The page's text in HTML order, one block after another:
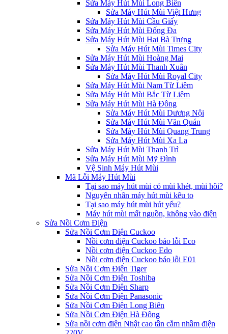
Sửa Máy Hút Mùi Long Biên
Sửa Máy Hút Mùi Việt Hưng
Sửa Máy Hút Mùi Cầu Giấy
Sửa Máy Hút Mùi Đống Đa
Sửa Máy Hút Mùi Hai Bà Trưng
Sửa Máy Hút Mùi Times City
Sửa Máy Hút Mùi Hoàng Mai
Sửa Máy Hút Mùi Thanh Xuân
Sửa Máy Hút Mùi Royal City
Sửa Máy Hút Mùi Nam Từ Liêm
Sửa Máy Hút Mùi Bắc Từ Liêm
Sửa Máy Hút Mùi Hà Đông
Sửa Máy Hút Mùi Dương Nội
Sửa Máy Hút Mùi Văn Quán
Sửa Máy Hút Mùi Quang Trung
Sửa Máy Hút Mùi Xa La
Sửa Máy Hút Mùi Thanh Trì
Sửa Máy Hút Mùi Mỹ Đình
Vệ Sinh Máy Hút Mùi
Mã Lỗi Máy Hút Mùi
Tại sao máy hút mùi có mùi khét, mùi hôi?
Nguyên nhân máy hút mùi kêu to
Tại sao máy hút mùi hút yếu?
Máy hút mùi mất nguồn, không vào điện
Sửa Nồi Cơm Điện
Sửa Nồi Cơm Điện Cuckoo
Nồi cơm điện Cuckoo báo lỗi Eco
Nồi cơm điện Cuckoo Edo
Nồi cơm điện Cuckoo báo lỗi E01
Sửa Nồi Cơm Điện Tiger
Sửa Nồi Cơm Điện Toshiba
Sửa Nồi Cơm Điện Sharp
Sửa Nồi Cơm Điện Panasonic
Sửa Nồi Cơm Điện Long Biên
Sửa Nồi Cơm Điện Hà Đông
Sửa nồi cơm điện Nhật cao tần cắm nhầm điện